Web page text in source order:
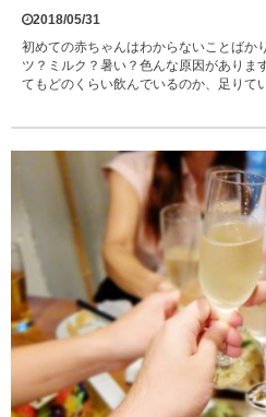
2018/05/31
初めての赤ちゃんはわからないことばか
ツ？ミルク？暑い？色んな原因がありま
てもどのくらい飲んでいるのか、足りて